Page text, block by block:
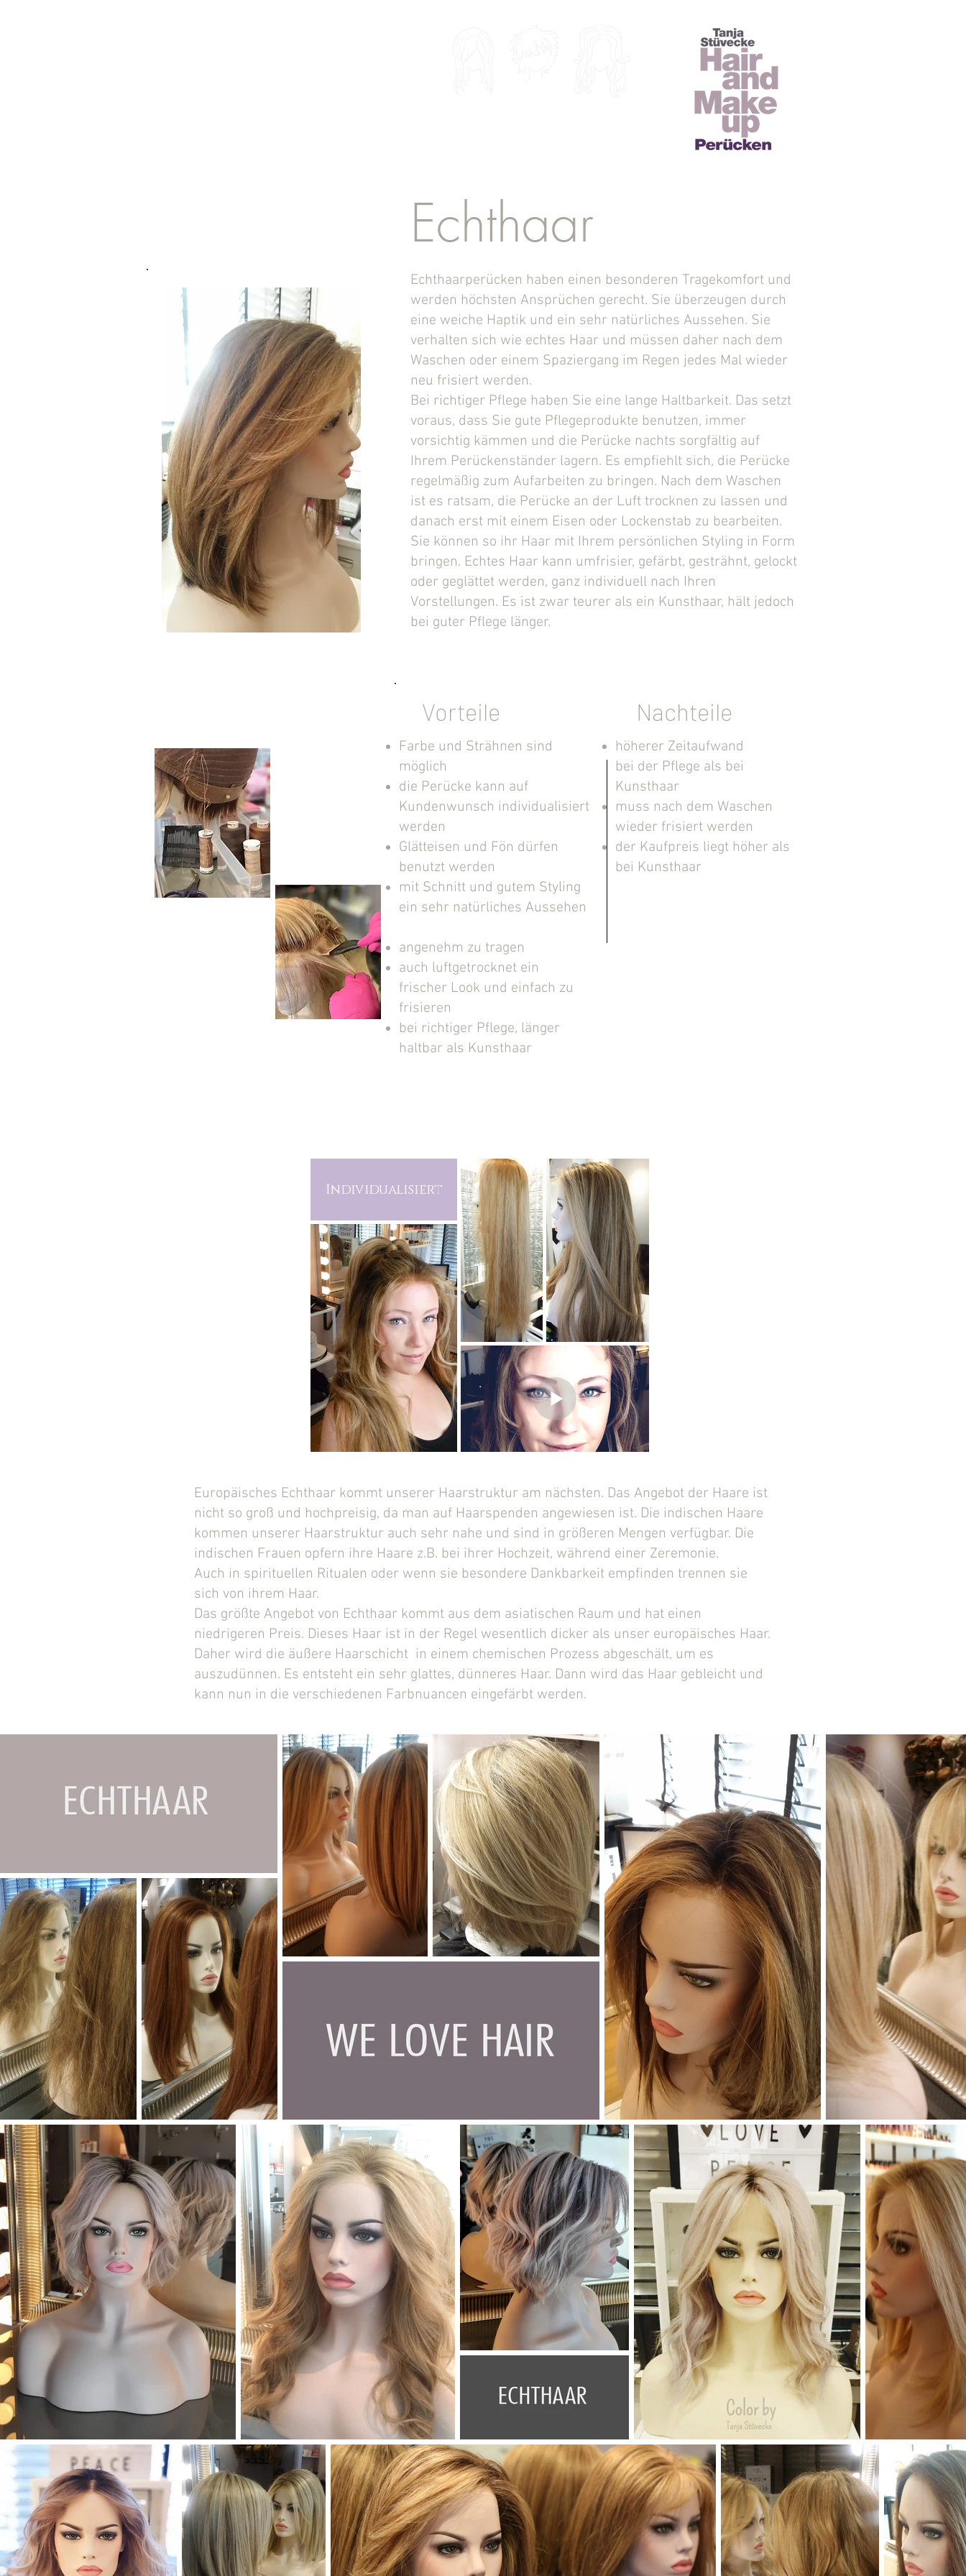
Echthaarperücken haben einen besonderen Tragekomfort und
werden höchsten Ansprüchen gerecht. Sie überzeugen durch
eine weiche Haptik und ein sehr natürliches Aussehen. Sie
verhalten sich wie echtes Haar und müssen daher nach dem
Waschen oder einem Spaziergang im Regen jedes Mal wieder
neu frisiert werden.
Bei richtiger Pflege haben Sie eine lange Haltbarkeit. Das setzt
voraus, dass Sie gute Pflegeprodukte benutzen, immer
vorsichtig kämmen und die Perücke nachts sorgfältig auf
Ihrem Perückenständer lagern. Es empfiehlt sich, die Perücke
regelmäßig zum Aufarbeiten zu bringen. Nach dem Waschen
ist es ratsam, die Perücke an der Luft trocknen zu lassen und
danach erst mit einem Eisen oder Lockenstab zu bearbeiten.
Sie können so ihr Haar mit Ihrem persönlichen Styling in Form
bringen. Echtes Haar kann umfrisier, gefärbt, gesträhnt, gelockt
oder geglättet werden, ganz individuell nach Ihren
Vorstellungen. Es ist zwar teurer als ein Kunsthaar, hält jedoch
bei guter Pflege länger.
Echthaar
Vorteile
Farbe und Strähnen sind
möglich
die Perücke kann auf
Kundenwunsch individualisiert
werden
Glätteisen und Fön dürfen
benutzt werden
mit Schnitt und gutem Styling
ein sehr natürliches Aussehen
angenehm zu tragen
auch luftgetrocknet ein
frischer Look und einfach zu
frisieren
bei richtiger Pflege, länger
haltbar als Kunsthaar
höherer Zeitaufwand
bei der Pflege als bei
Kunsthaar
muss nach dem Waschen
wieder frisiert werden
der Kaufpreis liegt höher als
bei Kunsthaar
Nachteile
Individualisiert
Europäisches Echthaar kommt unserer Haarstruktur am nächsten. Das Angebot der Haare ist
nicht so groß und hochpreisig, da man auf Haarspenden angewiesen ist. Die indischen Haare
kommen unserer Haarstruktur auch sehr nahe und sind in größeren Mengen verfügbar. Die
indischen Frauen opfern ihre Haare z.B. bei ihrer Hochzeit, während einer Zeremonie.
Auch in spirituellen Ritualen oder wenn sie besondere Dankbarkeit empfinden trennen sie
sich von ihrem Haar.
Das größte Angebot von Echthaar kommt aus dem asiatischen Raum und hat einen
niedrigeren Preis. Dieses Haar ist in der Regel wesentlich dicker als unser europäisches Haar.
Daher wird die äußere Haarschicht in einem chemischen Prozess abgeschält, um es
auszudünnen. Es entsteht ein sehr glattes, dünneres Haar. Dann wird das Haar gebleicht und
kann nun in die verschiedenen Farbnuancen eingefärbt werden.